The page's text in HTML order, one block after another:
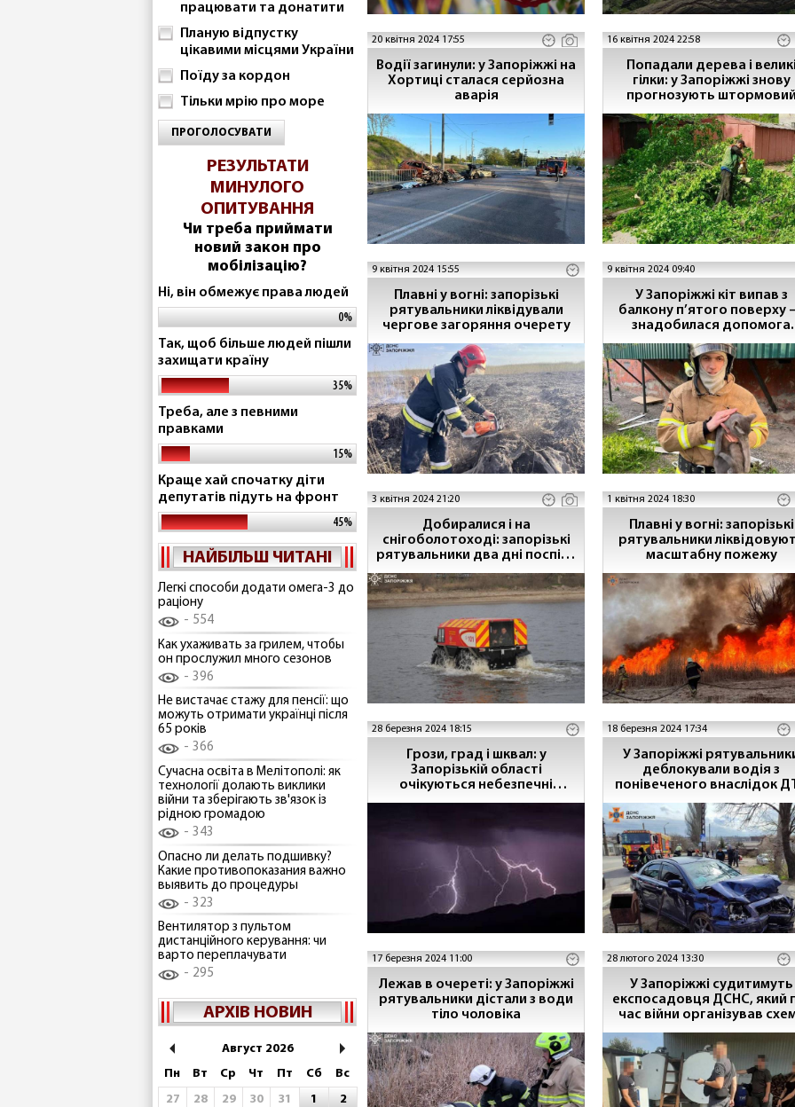
працювати та донатити
Планую відпустку
цікавими місцями України
Поїду за кордон
Тільки мрію про море
ПРОГОЛОСУВАТИ
РЕЗУЛЬТАТИ
МИНУЛОГО
ОПИТУВАННЯ
Чи треба приймати
новий закон про
мобілізацію?
Ні, він обмежує права людей
0%
Так, щоб більше людей пішли
захищати країну
35%
Треба, але з певними
правками
15%
Краще хай спочатку діти
депутатів підуть на фронт
45%
НАЙБІЛЬШ ЧИТАНІ
Легкі способи додати омега-3 до
раціону
554
Как ухаживать за грилем, чтобы
он прослужил много сезонов
396
Не вистачає стажу для пенсії: що
можуть отримати українці після
65 років
366
Сучасна освіта в Мелітополі: як
технології долають виклики
війни та зберігають зв'язок із
рідною громадою
343
Опасно ли делать подшивку?
Какие противопоказания важно
выявить до процедуры
323
Вентилятор з пультом
дистанційного керування: чи
варто переплачувати
295
АРХІВ НОВИН
Август 2026
Пн
Вт Ср Чт Пт Сб
Вс
27
28 29 30 31 1
2
20 квітня 2024 17:55
Водії загинули: у Запоріжжі на
Хортиці сталася серйозна
аварія
16 квітня 2024 22:58
Попадали дерева і
гілки: у Запоріжжі знову
прогнозують
вітер
9 квітня 2024 15:55
Плавні у вогні: запорізькі
рятувальники ліквідували
чергове загоряння очерету
9 квітня 2024 09:40
У Запоріжжі кіт випав з
балкону п’ятого поверху
знадобилася допомога
рятувальників
3 квітня 2024 21:20
Добиралися і на
снігоболотоході: запорізькі
рятувальники два дні поспіль
гасили пожежі в плавневій зоні
Дніпра
1 квітня 2024 18:30
Плавні у вогні: запорізькі
рятувальники
масштабну пожежу
28 березня 2024 18:15
Грози, град і шквал: у
Запорізькій області
очікуються небезпечні
метеорологічні явища
18 березня 2024 17:34
У Запоріжжі
деблокували водія з
понівеченого внаслідок
автомобіля
17 березня 2024 11:00
Лежав в очереті: у Запоріжжі
рятувальники дістали з води
тіло чоловіка
28 лютого 2024 13:30
У Запоріжжі судитимуть
експосадовця ДСНС, який
час війни організував
масштабного
пального